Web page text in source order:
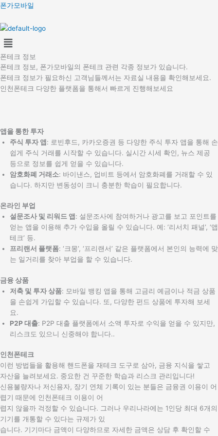
콘
츠
로
건
너
뛰
기
폰가모바일
Menu
폰테크 정보
폰테크 정보, 폰가모바일의 폰테크 관련 각종 정보가 있습니다.
폰테크 정보가 필요하신 고객님들께서는 자료실 내용을 확인해보세요.
인천폰테크 다양한 플랫폼을 통해서 빠르게 진행해보세요
앱을 통한 투자
주식 투자 앱: 로빈후드, 카카오증권 등 다양한 주식 투자 앱을 통해 손
쉽게 주식 거래를 시작할 수 있습니다. 실시간 시세 확인, 뉴스 제공
등으로 정보를 쉽게 얻을 수 있습니다.
암호화폐 거래소: 바이낸스, 업비트 등에서 암호화폐를 거래할 수 있
습니다. 하지만 변동성이 크니 충분한 학습이 필요합니다.
온라인 부업
설문조사 및 리워드 앱 : 설문조사에 참여하거나 광고를 보고 포인트를
얻는 앱을 이용해 추가 수입을 올릴 수 있습니다. 예: ‘리서치 패널’, ‘앱
테크’ 등.
프리랜서 플랫폼: ‘크몽’, ‘프리랜서’ 같은 플랫폼에서 본인의 능력에 맞
는 일거리를 찾아 부업을 할 수 있습니다.
금융 상품
저축 및 투자 상품: 모바일 뱅킹 앱을 통해 고금리 예금이나 적금 상품
을 손쉽게 가입할 수 있습니다. 또, 다양한 펀드 상품에 투자해 보세
요.
P2P 대출: P2P 대출 플랫폼에서 소액 투자로 수익을 얻을 수 있지만,
리스크도 있으니 신중해야 합니다..
인천폰테크
이런 방법들을 활용해 핸드폰을 재테크 도구로 삼아, 금융 지식을 쌓고
자산을 늘려보세요. 중요한 건 꾸준한 학습과 리스크 관리입니다!
신용불량자나 저신용자, 장기 연체 기록이 있는 분들은 금융권 이용이 어
렵기 때문에 인천폰테크 이용이 어
렵지 않을까 걱정할 수 있습니다. 그러나 우리나라에는 1인당 최대 6개의
기기를 개통할 수 있다는 규제가 있
습니다. 기기마다 금액이 다양하므로 자세한 금액은 상담 후 확인할 수